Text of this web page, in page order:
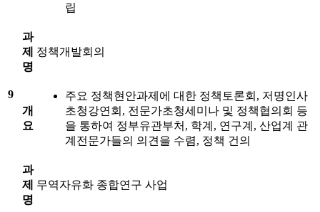
립
9
과
제
명
정책개발회의
개
요
주요 정책현안과제에 대한 정책토론회, 저명인사
초청강연회, 전문가초청세미나 및 정책협의회 등
을 통하여 정부유관부처, 학계, 연구계, 산업계 관
계전문가들의 의견을 수렴, 정책 건의
과
제
명
무역자유화 종합연구 사업